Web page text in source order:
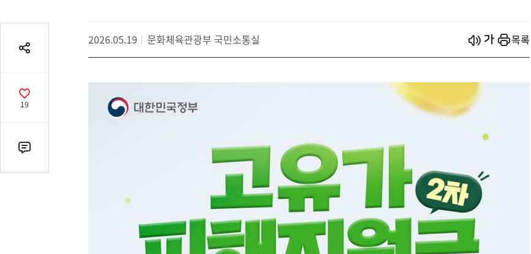
동
경
로
영
역공
기
공
감
19
댓
글
2026.05.19 문화체육관광부 국민소통실 시작
열기 목록